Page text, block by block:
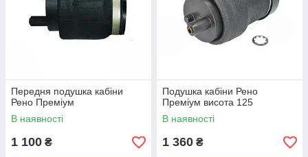
Передня подушка кабіни
Рено Преміум
В наявності
1 100 ₴
Подушка кабіни Рено
Преміум висота 125
В наявності
1 360 ₴